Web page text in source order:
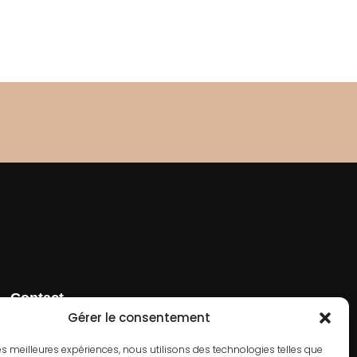
Gérer le consentement
meilleures expériences, nous utilisons des technologies telles que
Contact
01 42 66 50 70